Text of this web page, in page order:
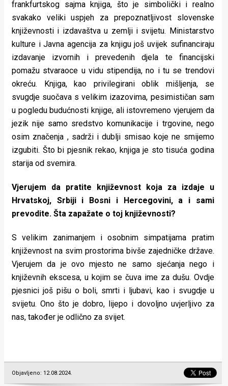
frankfurtskog sajma knjiga, što je simbolički i realno
svakako veliki uspjeh za prepoznatljivost slovenske
književnosti i izdavaštva u zemlji i svijetu. Ministarstvo
kulture i Javna agencija za knjigu još uvijek sufinanciraju
izdavanje izvornih i prevedenih djela te financijski
pomažu stvaraoce u vidu stipendija, no i tu se trendovi
okreću. Knjiga, kao privilegirani oblik mišljenja, se
svugdje suočava s velikim izazovima, pesimističan sam
u pogledu budućnosti knjige, ali istovremeno vjerujem da
jezik nije samo sredstvo komunikacije i trgovine, nego
osim značenja , sadrži i dublji smisao koje ne smijemo
izgubiti. Što bi pjesnik rekao, knjiga je sto tisuća godina
starija od svemira.
Vjerujem da pratite književnost koja za izdaje u
Hrvatskoj, Srbiji i Bosni i Hercegovini, a i sami
prevodite. Šta zapažate o toj književnosti?
S velikim zanimanjem i osobnim simpatijama pratim
književnost na svim prostorima bivše zajedničke države.
Vjerujem da je ovo mjesto ne samo sjećanja nego i
književnih ekscesa, u kojim se čuva ime za dušu. Ovdje
pjesnici još pišu o boli, smrti i ljubavi, kao i svugdje u
svijetu. Ono što je dobro, lijepo i dovoljno uvjerljivo za
nas, također je odlično za svijet.
Objavljeno: 12.08.2024.